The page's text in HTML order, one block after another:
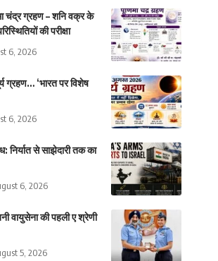
चंद्र ग्रहण – शनि वक्र के
की परीक्षा
6, 2026
‘भारत पर विशेष
6, 2026
निर्यात से साझेदारी तक का
6, 2026
वायुसेना की पहली ए श्रेणी
5, 2026